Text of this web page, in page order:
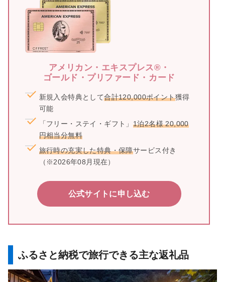
アメリカン・エキスプレス®・
ゴールド・プリファード・カード
新規入会特典として合計120,000ポイント獲得
可能
「フリー・ステイ・ギフト」 1泊2名様 20,000
円相当分無料
旅行時の充実した特典・保障サービス付き
（※2026年08月現在）
公式サイトに申し込む
ふるさと納税で旅行できる主な返礼品